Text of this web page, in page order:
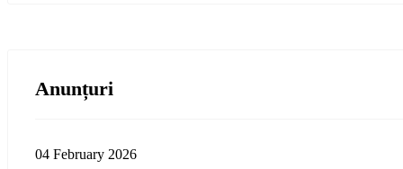
Anunțuri
04 February 2026